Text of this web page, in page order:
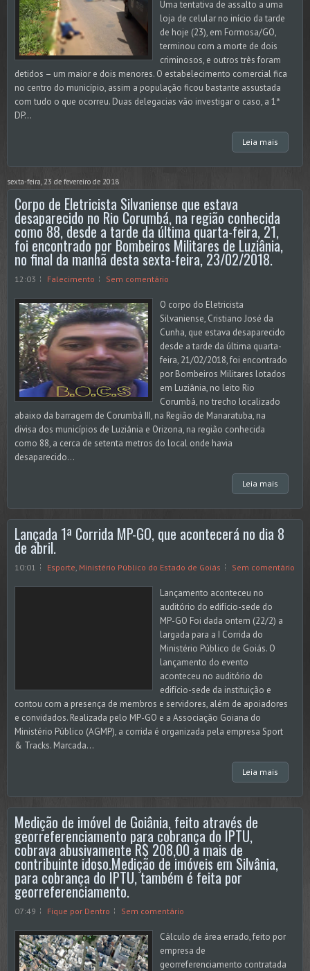
Uma tentativa de assalto a uma
loja de celular no início da tarde
de hoje (23), em Formosa/GO,
terminou com a morte de dois
criminosos, e outros três foram
detidos – um maior e dois menores. O estabelecimento comercial fica
no centro do município, assim a população ficou bastante assustada
com tudo o que ocorreu. Duas delegacias vão investigar o caso, a 1ª
DP...
Leia mais
sexta-feira, 23 de fevereiro de 2018
Corpo de Eletricista Silvaniense que estava
desaparecido no Rio Corumbá, na região conhecida
como 88, desde a tarde da última quarta-feira, 21,
foi encontrado por Bombeiros Militares de Luziânia,
no final da manhã desta sexta-feira, 23/02/2018.
12:03 Falecimento Sem comentário
O corpo do Eletricista
Silvaniense, Cristiano José da
Cunha, que estava desaparecido
desde a tarde da última quarta-
feira, 21/02/2018, foi encontrado
por Bombeiros Militares lotados
em Luziânia, no leito Rio
Corumbá, no trecho localizado
abaixo da barragem de Corumbá III, na Região de Manaratuba, na
divisa dos municípios de Luziânia e Orizona, na região conhecida
como 88, a cerca de setenta metros do local onde havia
desaparecido...
Leia mais
Lançada 1ª Corrida MP-GO, que acontecerá no dia 8
de abril.
10:01 Esporte Ministério Público do Estado de Goiás Sem comentário
Lançamento aconteceu no
auditório do edifício-sede do
MP-GO Foi dada ontem (22/2) a
largada para a I Corrida do
Ministério Público de Goiás. O
lançamento do evento
aconteceu no auditório do
edifício-sede da instituição e
contou com a presença de membros e servidores, além de apoiadores
e convidados. Realizada pelo MP-GO e a Associação Goiana do
Ministério Público (AGMP), a corrida é organizada pela empresa Sport
& Tracks. Marcada...
Leia mais
Medição de imóvel de Goiânia, feito através de
georreferenciamento para cobrança do IPTU,
cobrava abusivamente R$ 208,00 a mais de
contribuinte idoso.Medição de imóveis em Silvânia,
para cobrança do IPTU, também é feita por
georreferenciamento.
07:49 Fique por Dentro Sem comentário
Cálculo de área errado, feito por
empresa de
georreferenciamento contratada